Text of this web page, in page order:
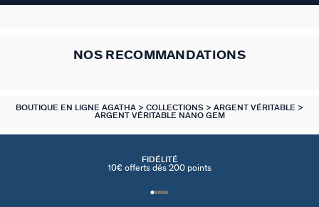
NOS RECOMMANDATIONS
BOUTIQUE EN LIGNE AGATHA COLLECTIONS
ARGENT VÉRITABLE
ARGENT VÉRITABLE NANO GEM
FIDÉLITÉ
10€ offerts dés 200 points